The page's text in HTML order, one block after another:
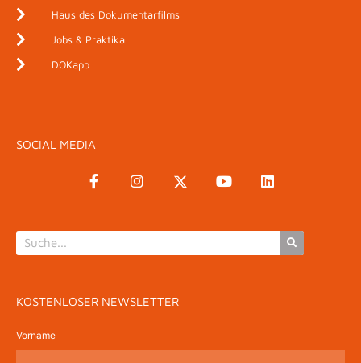
Haus des Dokumentarfilms
Jobs & Praktika
DOKapp
SOCIAL MEDIA
KOSTENLOSER NEWSLETTER
Vorname